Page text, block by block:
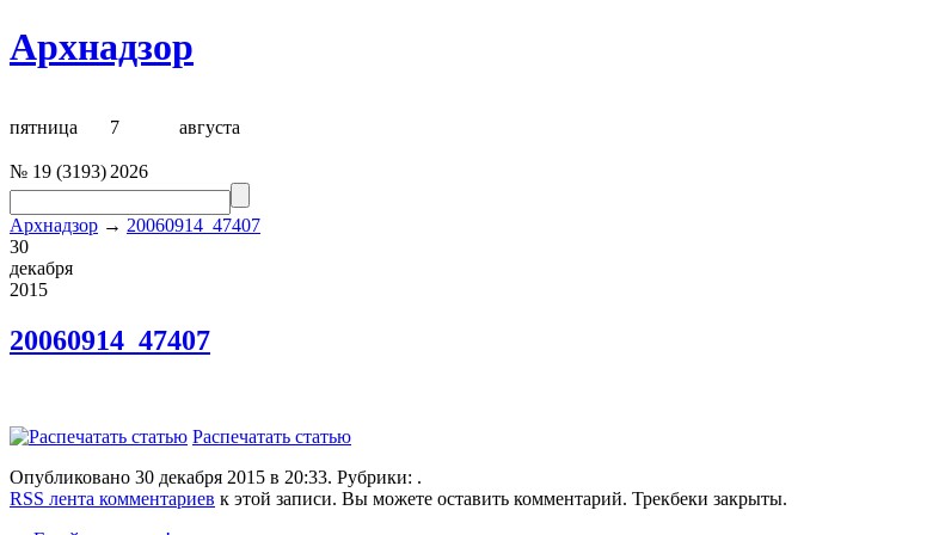
Архнадзор
пятница 7 августа
№ 19 (3193) 2026
Архнадзор → 20060914_47407
30
декабря
2015
20060914_47407
Распечатать статью
Опубликовано 30 декабря 2015 в 20:33. Рубрики: .
RSS лента комментариев к этой записи. Вы можете оставить комментарий. Трекбеки закрыты.